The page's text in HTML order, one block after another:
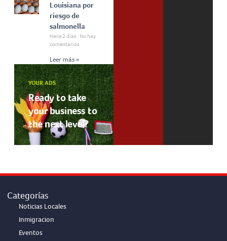
Louisiana por
riesgo de
salmonella
Hace 2 días
No hay
comentarios
Leer más »
YOUR ADS
Ready to take
your business to
the next level?
Categorías
Noticias Locales
Inmigracion
Eventos